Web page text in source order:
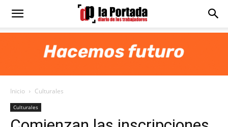
Diario
Portada
Inicio Culturales
Culturales